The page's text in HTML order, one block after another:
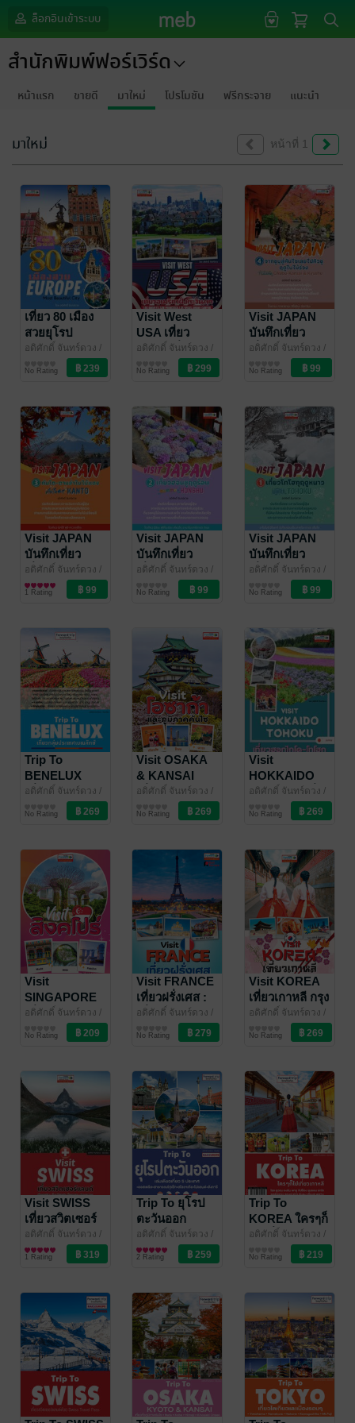
ล็อกอินเข้าระบบ
สำนักพิมพ์ฟอร์เวิร์ด
หน้าแรก ขายดี มาใหม่ โปรโมชัน ฟรีกระจาย แนะนำ
มาใหม่ หน้าที่ 1
เที่ยว 80 เมือง
สวยยุโรป
อดิศักดิ์ จันทร์ดวง /
สำนักพิมพ์ฟอร์เวิร์ด
No Rating
Visit West
USA เที่ยว
อเมริกาฝั่งตะวัน
ลอสแองเจลิส
ลาสเวกัส และ
แกรนด์แคน
ยอน
อดิศักดิ์ จันทร์ดวง /
สำนักพิมพ์ฟอร์เวิร์ด
No Rating
Visit JAPAN
บันทึกเที่ยว
ญี่ปุ่น เล่ม 4 จาก
ชูบุสู่คันไซเลย
ไปคิวชู ฤดู
Autumn
CHUBU-
KANSAI &
KYUSHU
อดิศักดิ์ จันทร์ดวง /
สำนักพิมพ์ฟอร์เวิร์ด
No Rating
Visit JAPAN
บันทึกเที่ยว
ญี่ปุ่น เล่ม 3 คัน
โตตามล่าใบไม้
แดง Autumn
อดิศักดิ์ จันทร์ดวง /
สำนักพิมพ์ฟอร์เวิร์ด
ท่องเที่ยว
1 Rating
Visit JAPAN
บันทึกเที่ยว
ญี่ปุ่น เล่ม 2
เที่ยวฮอนชูฤดู
ร้อน Summer
อดิศักดิ์ จันทร์ดวง /
สำนักพิมพ์ฟอร์เวิร์ด
No Rating
Visit JAPAN
บันทึกเที่ยว
ญี่ปุ่น เล่ม 1
เที่ยวโทโฮกุฤดู
หนาว Winter
อดิศักดิ์ จันทร์ดวง /
สำนักพิมพ์ฟอร์เวิร์ด
No Rating
Trip To
BENELUX
เที่ยวกลุ่มประ
เทศเบเนลักซ์ :
เล่มเดียวเที่ยว 3
เบลเยียม
เนเธอร์แลนด์
ลักเซมเบิร์ก
อดิศักดิ์ จันทร์ดวง /
สำนักพิมพ์ฟอร์เวิร์ด
No Rating
Visit OSAKA
& KANSAI
เที่ยวโอซาก้า
เกียวโตและ
ภูมิภาคคันไซ :
อดิศักดิ์ จันทร์ดวง /
สำนักพิมพ์ฟอร์เวิร์ด
No Rating
Visit
HOKKAIDO
TOHOKU เที่ยว
ฮอกไกโด-โทโฮ
กุ : คู่มือเที่ยว
เที่ยว 2 ภูมิภาค
อดิศักดิ์ จันทร์ดวง /
สำนักพิมพ์ฟอร์เวิร์ด
No Rating
Visit
SINGAPORE
เที่ยวสิงคโปร์
Made with
Passion
อดิศักดิ์ จันทร์ดวง /
สำนักพิมพ์ฟอร์เวิร์ด
No Rating
Visit FRANCE
เที่ยวฝรั่งเศส :
เที่ยวกรุงปารีส
และเมืองน้อย
ใหญ่ทั่วประเทศ
อดิศักดิ์ จันทร์ดวง /
สำนักพิมพ์ฟอร์เวิร์ด
No Rating
Visit KOREA
เที่ยวเกาหลี กรุง
โซลและเมือง
น้อยใหญ่ทั่ว
เกาหลีใต้
อดิศักดิ์ จันทร์ดวง /
สำนักพิมพ์ฟอร์เวิร์ด
No Rating
Visit SWISS
เที่ยวสวิตเซอร์
แลนด์
อดิศักดิ์ จันทร์ดวง /
สำนักพิมพ์ฟอร์เวิร์ด
ท่องเที่ยว
1 Rating
Trip To ยุโรป
ตะวันออก
อดิศักดิ์ จันทร์ดวง /
สำนักพิมพ์ฟอร์เวิร์ด
ท่องเที่ยว
2 Rating
Trip To
KOREA ใครๆก็
ไปเที่ยวเกาหลี
อดิศักดิ์ จันทร์ดวง /
สำนักพิมพ์ฟอร์เวิร์ด
No Rating